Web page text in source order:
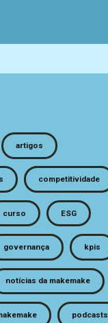
artigos
competitividade
curso ESG
governança kpis
notícias da makemake
podcasts